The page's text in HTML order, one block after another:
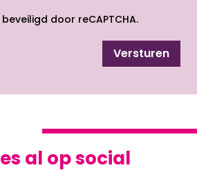
door reCAPTCHA.
Versturen
al op social